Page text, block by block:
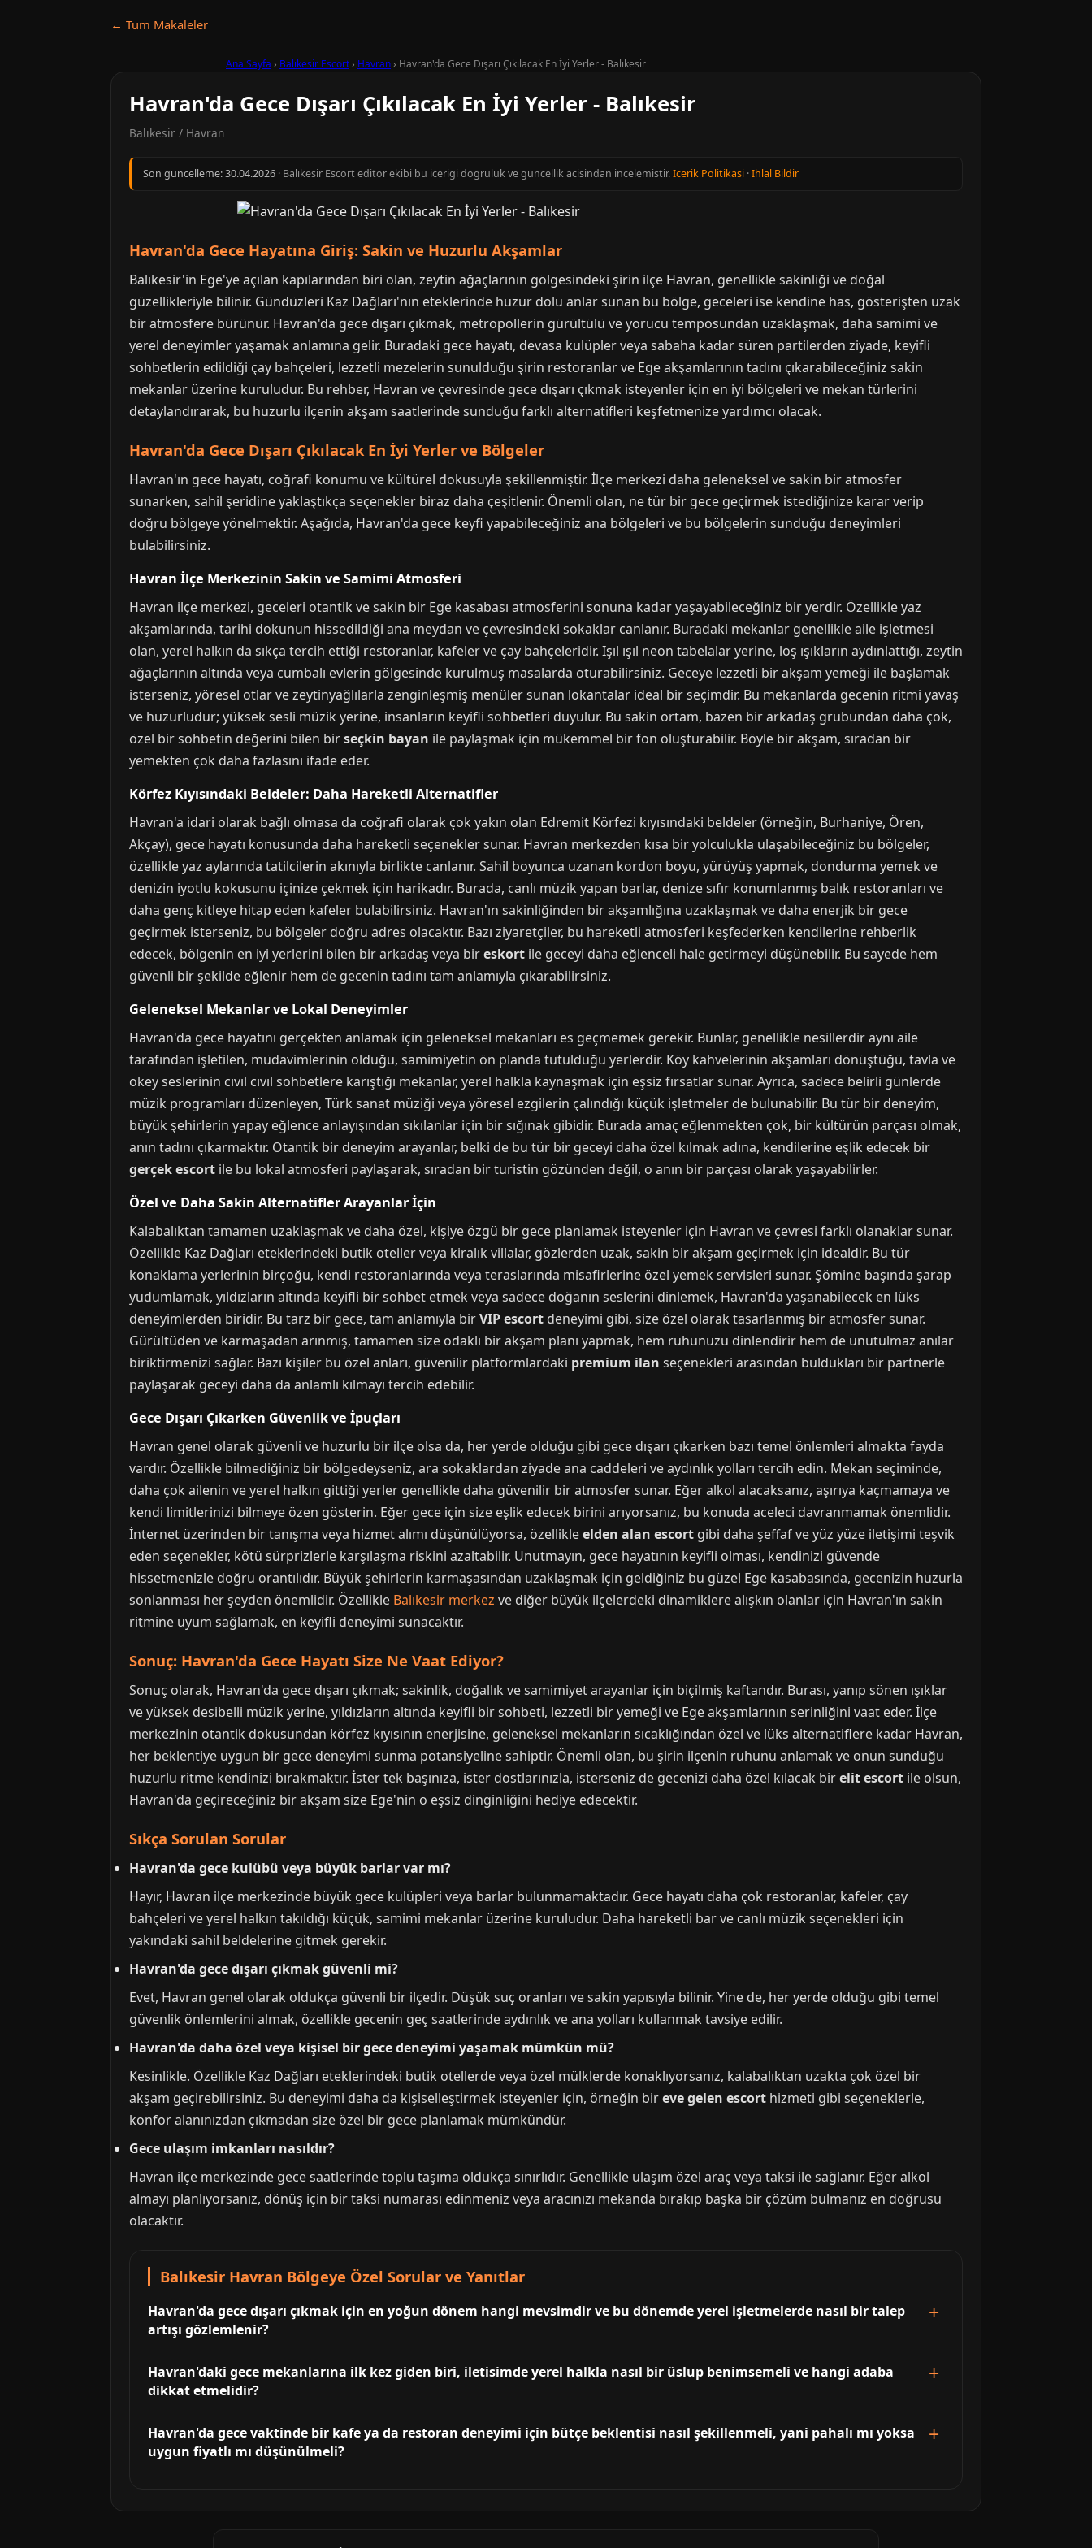
← Tum Makaleler
Ana Sayfa › Balıkesir Escort› Havran› Havran'da Gece Dışarı Çıkılacak En İyi Yerler - Balıkesir
Havran'da Gece Dışarı Çıkılacak En İyi Yerler - Balıkesir
Balıkesir / Havran
Son guncelleme:30.04.2026 · Balıkesir Escort editor ekibi bu icerigi dogruluk ve guncellik acisindan incelemistir.Icerik Politikasi ·Ihlal Bildir
Havran'da Gece Hayatına Giriş: Sakin ve Huzurlu Akşamlar
Balıkesir'in Ege'ye açılan kapılarından biri olan, zeytin ağaçlarının gölgesindeki şirin ilçe Havran, genellikle sakinliği ve doğal
güzellikleriyle bilinir. Gündüzleri Kaz Dağları'nın eteklerinde huzur dolu anlar sunan bu bölge, geceleri ise kendine has, gösterişten uzak
bir atmosfere bürünür. Havran'da gece dışarı çıkmak, metropollerin gürültülü ve yorucu temposundan uzaklaşmak, daha samimi ve
yerel deneyimler yaşamak anlamına gelir. Buradaki gece hayatı, devasa kulüpler veya sabaha kadar süren partilerden ziyade, keyifli
sohbetlerin edildiği çay bahçeleri, lezzetli mezelerin sunulduğu şirin restoranlar ve Ege akşamlarının tadını çıkarabileceğiniz sakin
mekanlar üzerine kuruludur. Bu rehber, Havran ve çevresinde gece dışarı çıkmak isteyenler için en iyi bölgeleri ve mekan türlerini
detaylandırarak, bu huzurlu ilçenin akşam saatlerinde sunduğu farklı alternatifleri keşfetmenize yardımcı olacak.
Havran'da Gece Dışarı Çıkılacak En İyi Yerler ve Bölgeler
Havran'ın gece hayatı, coğrafi konumu ve kültürel dokusuyla şekillenmiştir. İlçe merkezi daha geleneksel ve sakin bir atmosfer
sunarken, sahil şeridine yaklaştıkça seçenekler biraz daha çeşitlenir. Önemli olan, ne tür bir gece geçirmek istediğinize karar verip
doğru bölgeye yönelmektir. Aşağıda, Havran'da gece keyfi yapabileceğiniz ana bölgeleri ve bu bölgelerin sunduğu deneyimleri
bulabilirsiniz.
Havran İlçe Merkezinin Sakin ve Samimi Atmosferi
Havran ilçe merkezi, geceleri otantik ve sakin bir Ege kasabası atmosferini sonuna kadar yaşayabileceğiniz bir yerdir. Özellikle yaz
akşamlarında, tarihi dokunun hissedildiği ana meydan ve çevresindeki sokaklar canlanır. Buradaki mekanlar genellikle aile işletmesi
olan, yerel halkın da sıkça tercih ettiği restoranlar, kafeler ve çay bahçeleridir. Işıl ışıl neon tabelalar yerine, loş ışıkların aydınlattığı, zeytin
ağaçlarının altında veya cumbalı evlerin gölgesinde kurulmuş masalarda oturabilirsiniz. Geceye lezzetli bir akşam yemeği ile başlamak
isterseniz, yöresel otlar ve zeytinyağlılarla zenginleşmiş menüler sunan lokantalar ideal bir seçimdir. Bu mekanlarda gecenin ritmi yavaş
ve huzurludur; yüksek sesli müzik yerine, insanların keyifli sohbetleri duyulur. Bu sakin ortam, bazen bir arkadaş grubundan daha çok,
özel bir sohbetin değerini bilen birseçkin bayan ile paylaşmak için mükemmel bir fon oluşturabilir. Böyle bir akşam, sıradan bir
yemekten çok daha fazlasını ifade eder.
Körfez Kıyısındaki Beldeler: Daha Hareketli Alternatifler
Havran'a idari olarak bağlı olmasa da coğrafi olarak çok yakın olan Edremit Körfezi kıyısındaki beldeler (örneğin, Burhaniye, Ören,
Akçay), gece hayatı konusunda daha hareketli seçenekler sunar. Havran merkezden kısa bir yolculukla ulaşabileceğiniz bu bölgeler,
özellikle yaz aylarında tatilcilerin akınıyla birlikte canlanır. Sahil boyunca uzanan kordon boyu, yürüyüş yapmak, dondurma yemek ve
denizin iyotlu kokusunu içinize çekmek için harikadır. Burada, canlı müzik yapan barlar, denize sıfır konumlanmış balık restoranları ve
daha genç kitleye hitap eden kafeler bulabilirsiniz. Havran'ın sakinliğinden bir akşamlığına uzaklaşmak ve daha enerjik bir gece
geçirmek isterseniz, bu bölgeler doğru adres olacaktır. Bazı ziyaretçiler, bu hareketli atmosferi keşfederken kendilerine rehberlik
edecek, bölgenin en iyi yerlerini bilen bir arkadaş veya bireskort ile geceyi daha eğlenceli hale getirmeyi düşünebilir. Bu sayede hem
güvenli bir şekilde eğlenir hem de gecenin tadını tam anlamıyla çıkarabilirsiniz.
Geleneksel Mekanlar ve Lokal Deneyimler
Havran'da gece hayatını gerçekten anlamak için geleneksel mekanları es geçmemek gerekir. Bunlar, genellikle nesillerdir aynı aile
tarafından işletilen, müdavimlerinin olduğu, samimiyetin ön planda tutulduğu yerlerdir. Köy kahvelerinin akşamları dönüştüğü, tavla ve
okey seslerinin cıvıl cıvıl sohbetlere karıştığı mekanlar, yerel halkla kaynaşmak için eşsiz fırsatlar sunar. Ayrıca, sadece belirli günlerde
müzik programları düzenleyen, Türk sanat müziği veya yöresel ezgilerin çalındığı küçük işletmeler de bulunabilir. Bu tür bir deneyim,
büyük şehirlerin yapay eğlence anlayışından sıkılanlar için bir sığınak gibidir. Burada amaç eğlenmekten çok, bir kültürün parçası olmak,
anın tadını çıkarmaktır. Otantik bir deneyim arayanlar, belki de bu tür bir geceyi daha özel kılmak adına, kendilerine eşlik edecek bir
gerçek escort ile bu lokal atmosferi paylaşarak, sıradan bir turistin gözünden değil, o anın bir parçası olarak yaşayabilirler.
Özel ve Daha Sakin Alternatifler Arayanlar İçin
Kalabalıktan tamamen uzaklaşmak ve daha özel, kişiye özgü bir gece planlamak isteyenler için Havran ve çevresi farklı olanaklar sunar.
Özellikle Kaz Dağları eteklerindeki butik oteller veya kiralık villalar, gözlerden uzak, sakin bir akşam geçirmek için idealdir. Bu tür
konaklama yerlerinin birçoğu, kendi restoranlarında veya teraslarında misafirlerine özel yemek servisleri sunar. Şömine başında şarap
yudumlamak, yıldızların altında keyifli bir sohbet etmek veya sadece doğanın seslerini dinlemek, Havran'da yaşanabilecek en lüks
deneyimlerden biridir. Bu tarz bir gece, tam anlamıyla birVIP escort deneyimi gibi, size özel olarak tasarlanmış bir atmosfer sunar.
Gürültüden ve karmaşadan arınmış, tamamen size odaklı bir akşam planı yapmak, hem ruhunuzu dinlendirir hem de unutulmaz anılar
biriktirmenizi sağlar. Bazı kişiler bu özel anları, güvenilir platformlardaki premium ilan seçenekleri arasından buldukları bir partnerle
paylaşarak geceyi daha da anlamlı kılmayı tercih edebilir.
Gece Dışarı Çıkarken Güvenlik ve İpuçları
Havran genel olarak güvenli ve huzurlu bir ilçe olsa da, her yerde olduğu gibi gece dışarı çıkarken bazı temel önlemleri almakta fayda
vardır. Özellikle bilmediğiniz bir bölgedeyseniz, ara sokaklardan ziyade ana caddeleri ve aydınlık yolları tercih edin. Mekan seçiminde,
daha çok ailenin ve yerel halkın gittiği yerler genellikle daha güvenilir bir atmosfer sunar. Eğer alkol alacaksanız, aşırıya kaçmamaya ve
kendi limitlerinizi bilmeye özen gösterin. Eğer gece için size eşlik edecek birini arıyorsanız, bu konuda aceleci davranmamak önemlidir.
İnternet üzerinden bir tanışma veya hizmet alımı düşünülüyorsa, özellikleelden alan escort gibi daha şeffaf ve yüz yüze iletişimi teşvik
eden seçenekler, kötü sürprizlerle karşılaşma riskini azaltabilir. Unutmayın, gece hayatının keyifli olması, kendinizi güvende
hissetmenizle doğru orantılıdır. Büyük şehirlerin karmaşasından uzaklaşmak için geldiğiniz bu güzel Ege kasabasında, gecenizin huzurla
sonlanması her şeyden önemlidir. Özellikle Balıkesir merkez ve diğer büyük ilçelerdeki dinamiklere alışkın olanlar için Havran'ın sakin
ritmine uyum sağlamak, en keyifli deneyimi sunacaktır.
Sonuç: Havran'da Gece Hayatı Size Ne Vaat Ediyor?
Sonuç olarak, Havran'da gece dışarı çıkmak; sakinlik, doğallık ve samimiyet arayanlar için biçilmiş kaftandır. Burası, yanıp sönen ışıklar
ve yüksek desibelli müzik yerine, yıldızların altında keyifli bir sohbeti, lezzetli bir yemeği ve Ege akşamlarının serinliğini vaat eder. İlçe
merkezinin otantik dokusundan körfez kıyısının enerjisine, geleneksel mekanların sıcaklığından özel ve lüks alternatiflere kadar Havran,
her beklentiye uygun bir gece deneyimi sunma potansiyeline sahiptir. Önemli olan, bu şirin ilçenin ruhunu anlamak ve onun sunduğu
huzurlu ritme kendinizi bırakmaktır. İster tek başınıza, ister dostlarınızla, isterseniz de gecenizi daha özel kılacak birelit escort ile olsun,
Havran'da geçireceğiniz bir akşam size Ege'nin o eşsiz dinginliğini hediye edecektir.
Sıkça Sorulan Sorular
Havran'da gece kulübü veya büyük barlar var mı?
Hayır, Havran ilçe merkezinde büyük gece kulüpleri veya barlar bulunmamaktadır. Gece hayatı daha çok restoranlar, kafeler, çay
bahçeleri ve yerel halkın takıldığı küçük, samimi mekanlar üzerine kuruludur. Daha hareketli bar ve canlı müzik seçenekleri için
yakındaki sahil beldelerine gitmek gerekir.
Havran'da gece dışarı çıkmak güvenli mi?
Evet, Havran genel olarak oldukça güvenli bir ilçedir. Düşük suç oranları ve sakin yapısıyla bilinir. Yine de, her yerde olduğu gibi temel
güvenlik önlemlerini almak, özellikle gecenin geç saatlerinde aydınlık ve ana yolları kullanmak tavsiye edilir.
Havran'da daha özel veya kişisel bir gece deneyimi yaşamak mümkün mü?
Kesinlikle. Özellikle Kaz Dağları eteklerindeki butik otellerde veya özel mülklerde konaklıyorsanız, kalabalıktan uzakta çok özel bir
akşam geçirebilirsiniz. Bu deneyimi daha da kişiselleştirmek isteyenler için, örneğin bireve gelen escort hizmeti gibi seçeneklerle,
konfor alanınızdan çıkmadan size özel bir gece planlamak mümkündür.
Gece ulaşım imkanları nasıldır?
Havran ilçe merkezinde gece saatlerinde toplu taşıma oldukça sınırlıdır. Genellikle ulaşım özel araç veya taksi ile sağlanır. Eğer alkol
almayı planlıyorsanız, dönüş için bir taksi numarası edinmeniz veya aracınızı mekanda bırakıp başka bir çözüm bulmanız en doğrusu
olacaktır.
Balıkesir Havran Bölgeye Özel Sorular ve Yanıtlar
Havran'da gece dışarı çıkmak için en yoğun dönem hangi mevsimdir ve bu dönemde yerel işletmelerde nasıl bir talep
artışı gözlemlenir?
Havran'daki gece mekanlarına ilk kez giden biri, iletisimde yerel halkla nasıl bir üslup benimsemeli ve hangi adaba
dikkat etmelidir?
Havran'da gece vaktinde bir kafe ya da restoran deneyimi için bütçe beklentisi nasıl şekillenmeli, yani pahalı mı yoksa
uygun fiyatlı mı düşünülmeli?